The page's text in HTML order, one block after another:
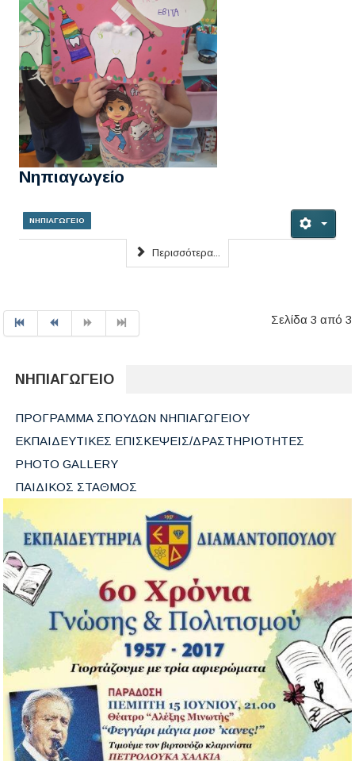
Νηπιαγωγείο
ΝΗΠΙΑΓΩΓΕΙΟ
Περισσότερα...
Σελίδα 3 από 3
ΝΗΠΙΑΓΩΓΕΙΟ
ΠΡΟΓΡΑΜΜΑ ΣΠΟΥΔΩΝ ΝΗΠΙΑΓΩΓΕΙΟΥ
ΕΚΠΑΙΔΕΥΤΙΚΕΣ ΕΠΙΣΚΕΨΕΙΣ/ΔΡΑΣΤΗΡΙΟΤΗΤΕΣ
PHOTO GALLERY
ΠΑΙΔΙΚΟΣ ΣΤΑΘΜΟΣ